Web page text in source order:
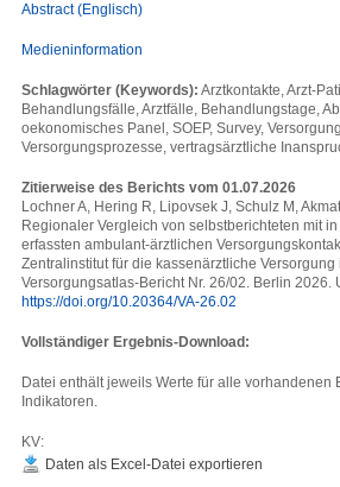
Abstract (Englisch)
Medieninformation
Schlagwörter (Keywords): Arztkontakte, Arzt-
Behandlungsfälle, Arztfälle, Behandlungstage,
oekonomisches Panel, SOEP, Survey,
Versorgungsprozesse, vertragsärztliche
Zitierweise des Berichts vom 01.07.2026
Lochner A, Hering R, Lipovsek J, Schulz M,
Regionaler Vergleich von selbstberichteten mit
erfassten ambulant-ärztlichen
Zentralinstitut für die kassenärztliche
Versorgungsatlas-Bericht Nr. 26/02. Berlin 2026.
https://doi.org/10.20364/VA-26.02
Vollständiger Ergebnis-Download:
Datei enthält jeweils Werte für alle vorhandenen
Indikatoren.
KV:
Daten als Excel-Datei exportieren